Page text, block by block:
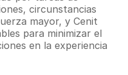
circunstancias
mayor, y Cenit
para minimizar el
en la experiencia